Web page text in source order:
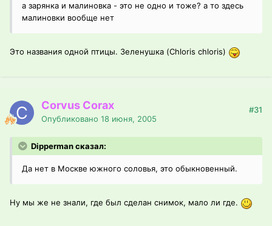
а зарянка и малиновка - это не одно и тоже? а то здесь
малиновки вообще нет
Это названия одной птицы. Зеленушка (Chloris chloris)
Corvus Corax
Опубликовано 18 июня, 2005
#31
Dipperman сказал:
Да нет в Москве южного соловья, это обыкновенный.
Ну мы же не знали, где был сделан снимок, мало ли где.